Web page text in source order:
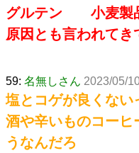
グルテン 小麦製
原因とも言われてき
59: 名無しさん 2023/05/
塩とコゲが良くない
酒や辛いものコーヒ
うなんだろ